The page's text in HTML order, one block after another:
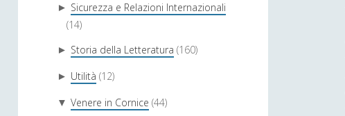
► Sicurezza e Relazioni Internazionali
(14)
► Storia della Letteratura (160)
► Utilità (12)
▼ Venere in Cornice (44)